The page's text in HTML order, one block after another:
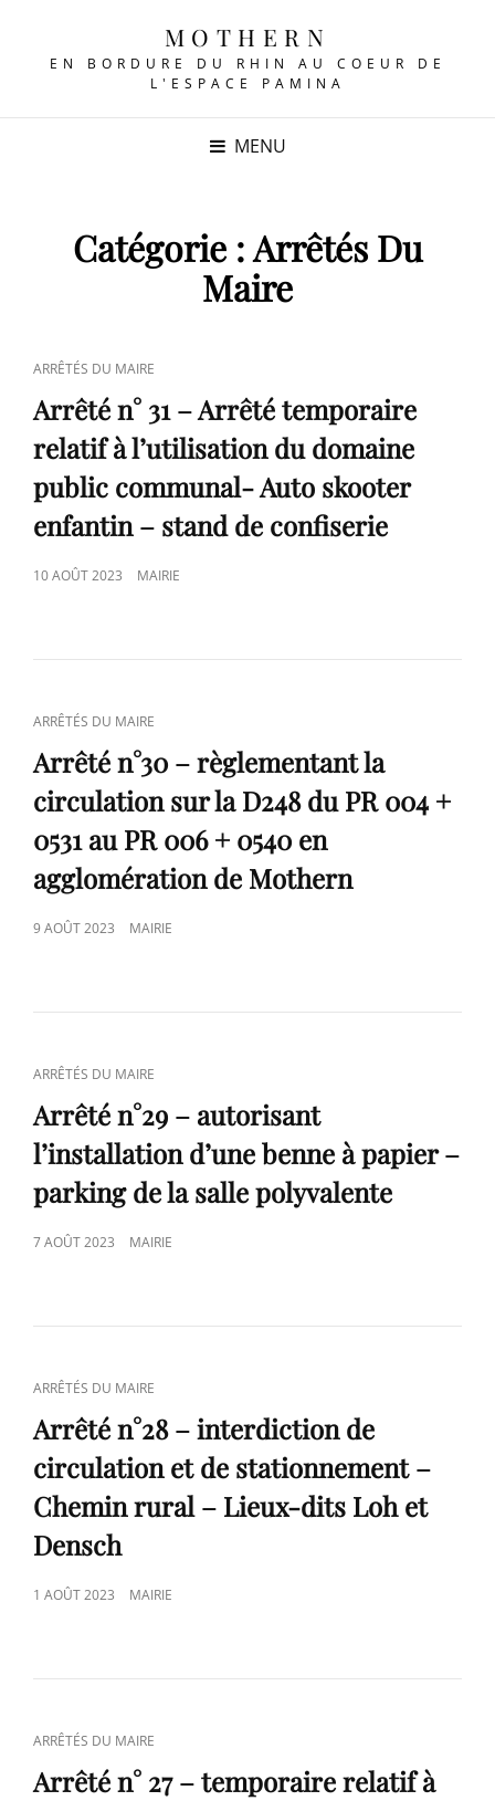
MOTHERN
EN BORDURE DU RHIN AU COEUR DE
L'ESPACE PAMINA
MENU
Catégorie :Arrêtés Du
Maire
CAT
LINKS
ARRÊTÉS DU MAIRE
Arrêté n° 31 – Arrêté temporaire
relatif à l’utilisation du domaine
public communal- Auto skooter
enfantin – stand de confiserie
POSTED
10 AOÛT 2023 MAIRIE
CAT
LINKS
ARRÊTÉS DU MAIRE
Arrêté n°30 – règlementant la
circulation sur la D248 du PR 004 +
0531 au PR 006 + 0540 en
agglomération de Mothern
POSTED
9 AOÛT 2023 MAIRIE
CAT
LINKS
ARRÊTÉS DU MAIRE
Arrêté n°29 – autorisant
l’installation d’une benne à papier –
parking de la salle polyvalente
POSTED
7 AOÛT 2023 MAIRIE
CAT
LINKS
ARRÊTÉS DU MAIRE
Arrêté n°28 – interdiction de
circulation et de stationnement –
Chemin rural – Lieux-dits Loh et
Densch
POSTED
1 AOÛT 2023 MAIRIE
CAT
LINKS
ARRÊTÉS DU MAIRE
Arrêté n° 27 – temporaire relatif à